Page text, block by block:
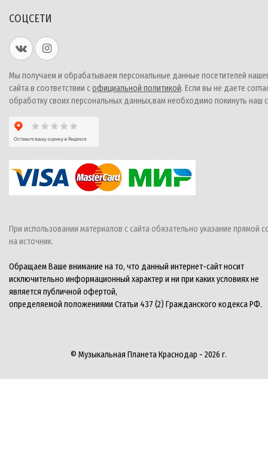
СОЦСЕТИ
Мы получаем и обрабатываем персональные данные посетителей
сайта в соответствии софициальной политикой. Если вы не даете
обработку своих персональных данных,вам необходимо покинуть наш
При использовании материалов с сайта обязательно указание прямой
на источник.
Обращаем Ваше внимание на то, что данный интернет-сайт носит
исключительно информационный характер и ни при каких условиях не
является публичной офертой,
определяемой положениями Статьи 437 (2) Гражданского кодекса РФ.
© Музыкальная Планета Краснодар - 2026 г.